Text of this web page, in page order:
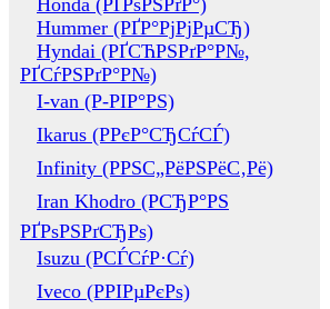
Honda (РҐРѕРЅРґР°)
Hummer (РҐР°РјРјРµСЂ)
Hyndai (РҐСЋРЅРґР°Р№,
РҐСѓРЅРґР°Р№)
I-van (Р-РІР°РЅ)
Ikarus (РРєР°СЂСѓСЃ)
Infinity (РРЅС„РёРЅРёС‚Рё)
Iran Khodro (РСЂР°РЅ
РҐРѕРЅРґСЂРѕ)
Isuzu (РСЃСѓР·Сѓ)
Iveco (РРІРµРєРѕ)